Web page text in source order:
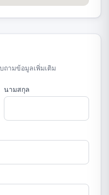
ถามข้อมูลเพิ่มเติม
นามสกุล